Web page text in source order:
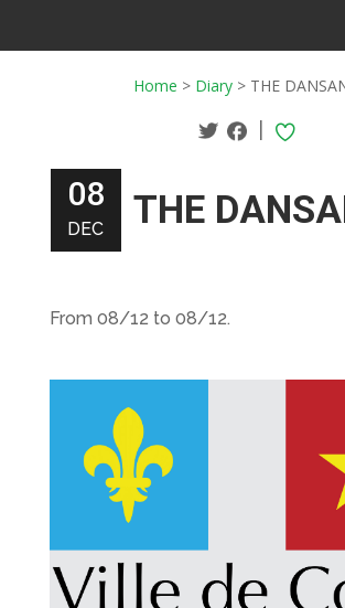
Home > Diary > THE
|
08
DEC THE
From 08/12 to 08/12.